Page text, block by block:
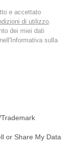
e accettato
di utilizzo.
dei miei dati
sulla
or Share My Data